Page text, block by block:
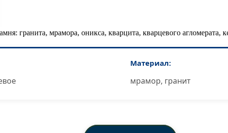
гранита, мрамора, оникса, кварцита, кварцевого
Материал:
мрамор, гранит